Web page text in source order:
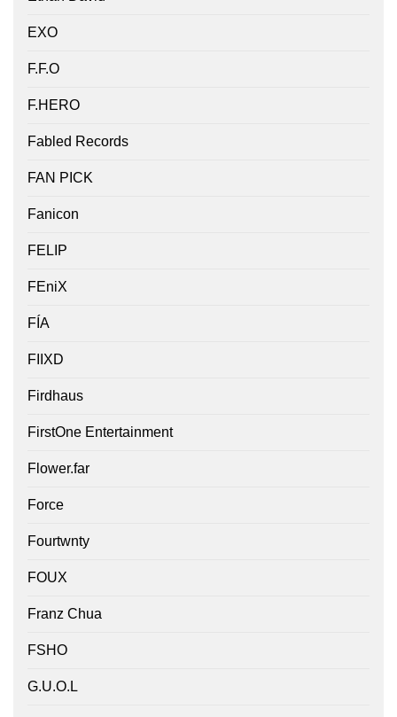
EXO
F.F.O
F.HERO
Fabled Records
FAN PICK
Fanicon
FELIP
FEniX
FÍA
FIIXD
Firdhaus
FirstOne Entertainment
Flower.far
Force
Fourtwnty
FOUX
Franz Chua
FSHO
G.U.O.L